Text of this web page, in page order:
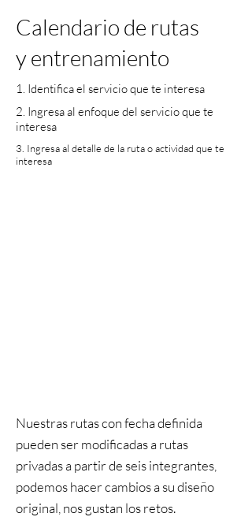
Calendario de rutas
y entrenamiento
1. Identifica el servicio que te interesa
2. Ingresa al enfoque del servicio que te
interesa
3. Ingresa al detalle de la ruta o actividad que te
interesa
Nuestras rutas con fecha definida
pueden ser modificadas a rutas
privadas a partir de seis integrantes,
podemos hacer cambios a su diseño
original, nos gustan los retos.